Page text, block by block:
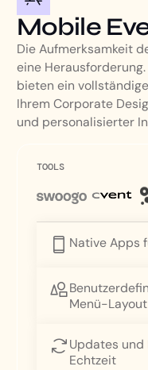
Mobile
Die Aufmerksamkeit
eine
bieten ein
Ihrem Corporate
und personalisierter
TOOLS
Native Apps
Menü-Layout
Updates
Echtzeit